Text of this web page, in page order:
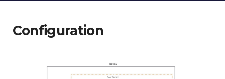
Configuration